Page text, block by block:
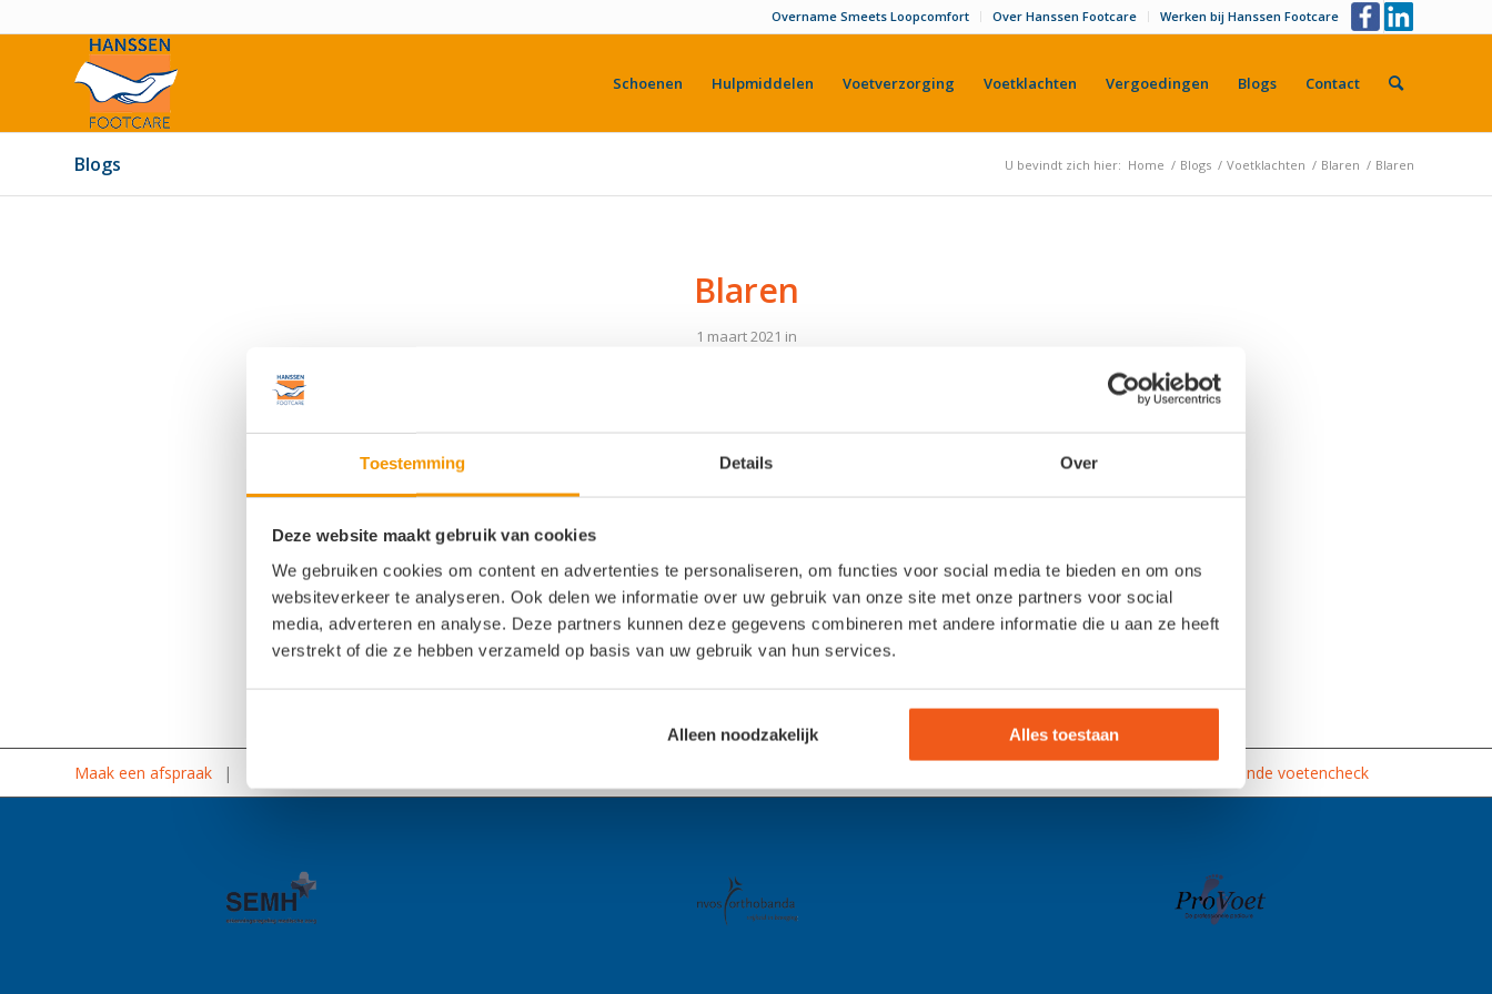
Toestemming Details Over
Deze website maakt gebruik van cookies
We gebruiken cookies om content en advertenties te personaliseren, om functies voor social media te bieden en om ons
websiteverkeer te analyseren. Ook delen we informatie over uw gebruik van onze site met onze partners voor social
media, adverteren en analyse. Deze partners kunnen deze gegevens combineren met andere informatie die u aan ze heeft
verstrekt of die ze hebben verzameld op basis van uw gebruik van hun services.
Alleen noodzakelijk Alles toestaan
Overname Smeets Loopcomfort Over Hanssen Footcare Werken bij Hanssen Footcare
Schoenen Hulpmiddelen Voetverzorging Voetklachten Vergoedingen Blogs Contact
Blogs U bevindt zich hier: Home / Blogs / Voetklachten / Blaren / Blaren
Blaren
1 maart 2021 in
Deel dit stuk
Maak een afspraak Vrijblijvende voetencheck